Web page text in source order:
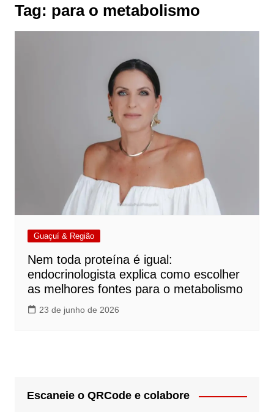
Tag: para o metabolismo
Guaçuí & Região
Nem toda proteína é igual:
endocrinologista explica como escolher
as melhores fontes para o metabolismo
23 de junho de 2026
Escaneie o QRCode e colabore